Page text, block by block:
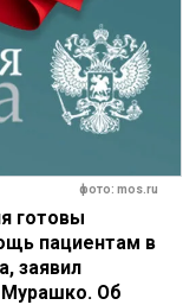
фото: mos.ru
готовы
пациентам в
заявил
Мурашко. Об